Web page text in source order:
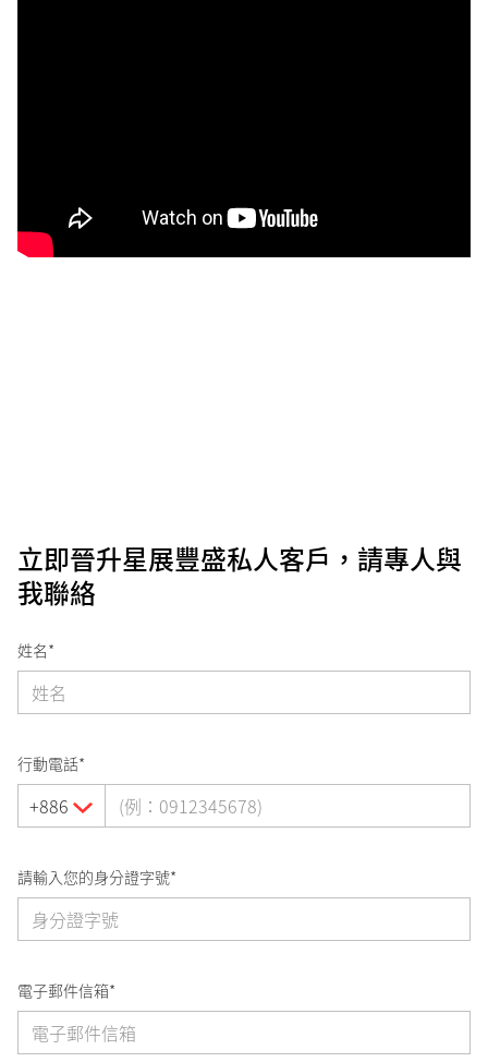
立即晉升星展豐盛私人客戶，請專人與
我聯絡
姓名*
行動電話*
+886
請輸入您的身分證字號*
電子郵件信箱*